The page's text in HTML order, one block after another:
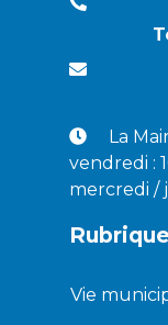
La
vendredi :
mercredi /
Vie